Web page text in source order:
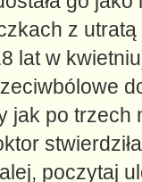
z
lat w
jak po trzech
poczytaj